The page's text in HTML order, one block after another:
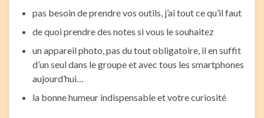
pas besoin de prendre vos outils, j’ai tout ce qu’il faut
de quoi prendre des notes si vous le souhaitez
un appareil photo, pas du tout obligatoire, il en suffit
d’un seul dans le groupe et avec tous les smartphones
aujourd’hui…
la bonne humeur indispensable et votre curiosité